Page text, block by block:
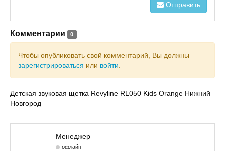
Отправить
Комментарии 0
Чтобы опубликовать свой комментарий, Вы должны
зарегистрироваться или войти
Детская звуковая щетка Revyline RL050 Kids Orange Нижний
Новгород
Менеджер
офлайн